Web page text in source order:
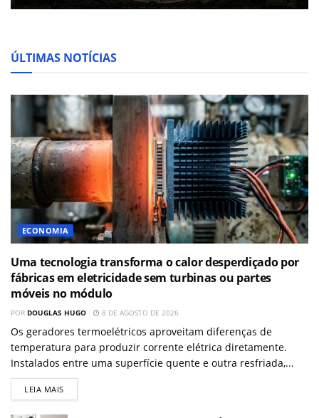
ÚLTIMAS NOTÍCIAS
ECONOMIA
Uma tecnologia transforma o calor desperdiçado por
fábricas em eletricidade sem turbinas ou partes
móveis no módulo
POR DOUGLAS HUGO 8 DE AGOSTO DE 2026
Os geradores termoelétricos aproveitam diferenças de
temperatura para produzir corrente elétrica diretamente.
Instalados entre uma superfície quente e outra resfriada,...
LEIA MAIS